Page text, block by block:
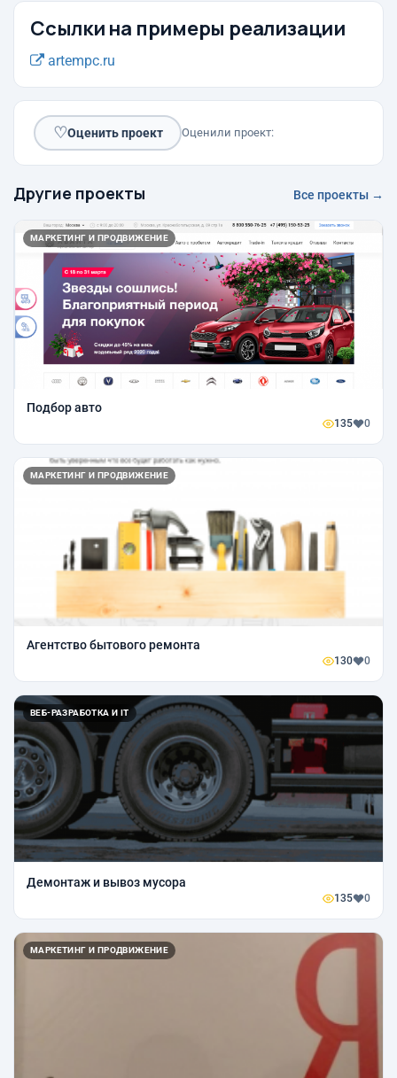
Ссылки на примеры реализации
artempc.ru
♡Оценить проект Оценили проект:
Другие проекты Все проекты →
МАРКЕТИНГ И ПРОДВИЖЕНИЕ
Подбор авто
135 0
МАРКЕТИНГ И ПРОДВИЖЕНИЕ
Агентство бытового ремонта
130 0
ВЕБ-РАЗРАБОТКА И IT
Демонтаж и вывоз мусора
135 0
МАРКЕТИНГ И ПРОДВИЖЕНИЕ